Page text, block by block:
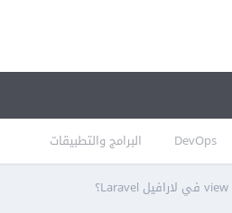
DevOps البرامج والتطبيقات